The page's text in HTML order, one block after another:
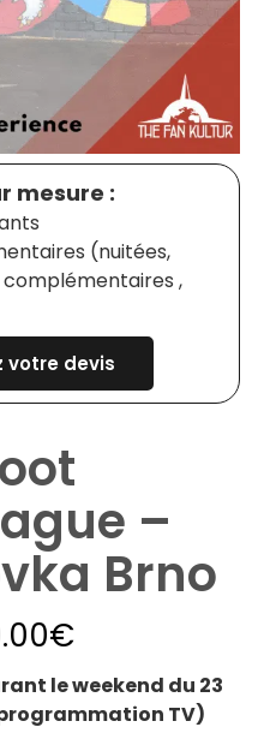
mesure :
(nuitées,
,
votre devis
–
Brno
€
le weekend du 23
TV)